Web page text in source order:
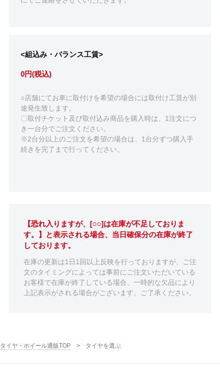
<組込み・バランス工賃>
0円(税込)
○店舗にてお車に取付けを希望の場合には取付け工賃が別
途発生致します。
〇取付チケット及び取付込み商品を購入時は、1注文につ
き一台分でご注文ください。
※2台分以上のご注文を希望の場合は、1台分ずつ購入手
続きを完了まで行ってください。
【恐れ入りますが、[○○]は在庫が不足しておりま
す。】と表示される場合、当日確保分の在庫が終了
しております。
在庫の更新は1日1回以上反映を行っておりますが、ご注
文のタイミングによっては事前にご注文いただいている
お客様で在庫が終了している場合、一時的な欠品により
上記表示がされる場合がございます。ご了承ください。
タイヤ・ホイール通販TOP タイヤを選ぶ